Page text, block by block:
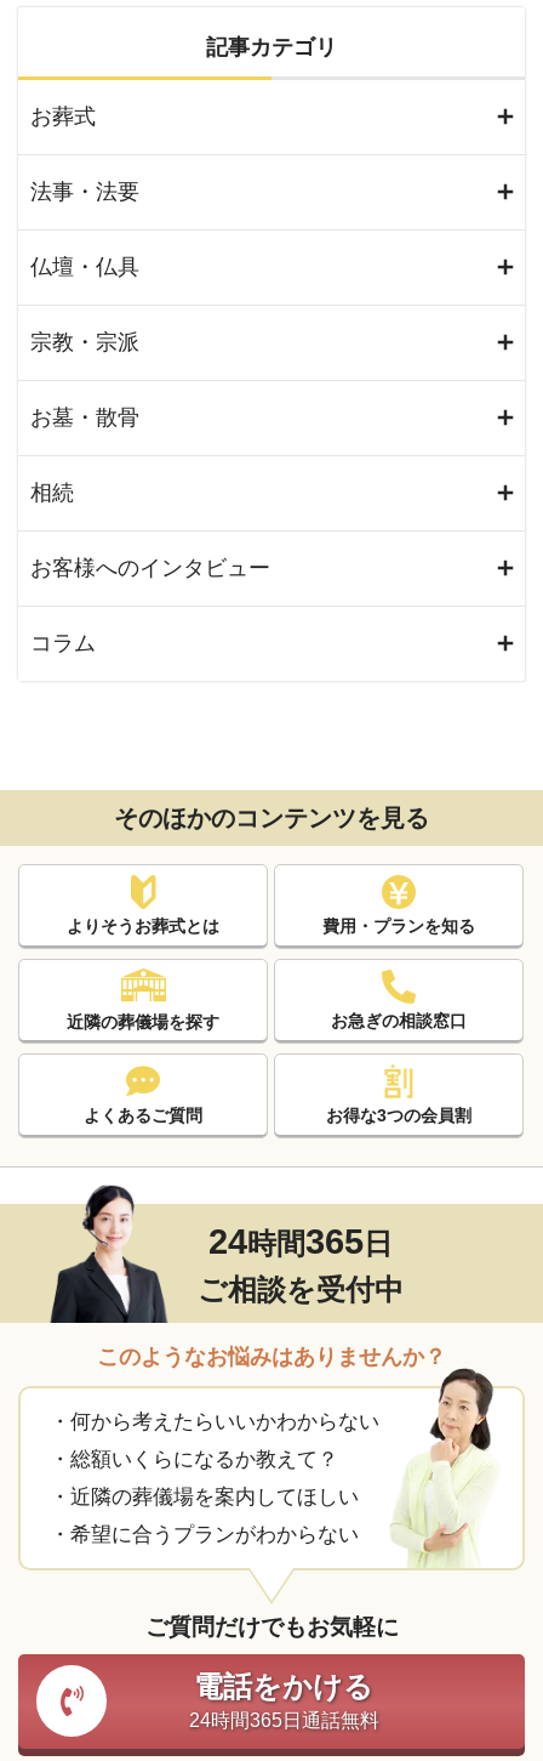
記事カテゴリ
お葬式
法事・法要
仏壇・仏具
宗教・宗派
お墓・散骨
相続
お客様へのインタビュー
コラム
そのほかのコンテンツを見る
よりそうお葬式とは 費用・プランを知る
近隣の葬儀場を探す お急ぎの相談窓口
よくあるご質問 お得な3つの会員割
24時間365日
ご相談を受付中
このようなお悩みはありませんか？
・何から考えたらいいかわからない
・総額いくらになるか教えて？
・近隣の葬儀場を案内してほしい
・希望に合うプランがわからない
ご質問だけでもお気軽に
電話をかける
24時間365日通話無料